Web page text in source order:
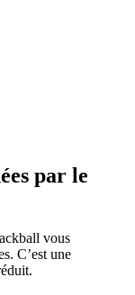
par le
vous
C’est une